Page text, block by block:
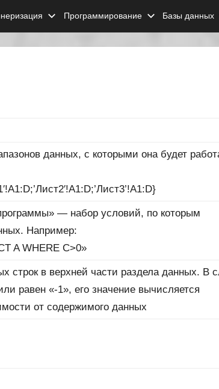
Программирование Базы данных
данных, с которыми она будет
— набор условий, по которым
Например:
A WHERE C>0»
строк в верхней части раздела данных. В
равен «-1», его значение вычисляется
от содержимого данных